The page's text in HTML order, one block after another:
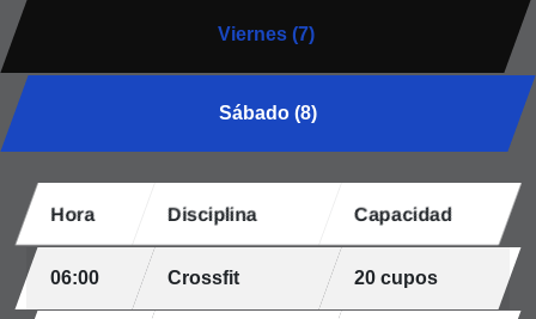
Viernes (7)
Sábado (8)
Hora Disciplina Capacidad
06:00 Crossfit 20 cupos